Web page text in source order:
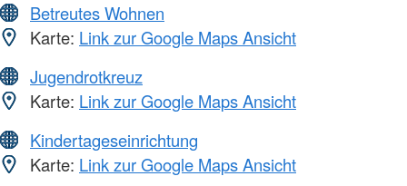
Betreutes Wohnen
Karte: Link zur Google Maps Ansicht
Jugendrotkreuz
Karte: Link zur Google Maps Ansicht
Kindertageseinrichtung
Karte: Link zur Google Maps Ansicht